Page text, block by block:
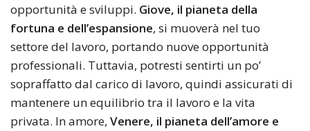
opportunità e sviluppi. Giove, il pianeta della
fortuna e dell’espansione, si muoverà nel tuo
settore del lavoro, portando nuove opportunità
professionali. Tuttavia, potresti sentirti un po’
sopraffatto dal carico di lavoro, quindi assicurati di
mantenere un equilibrio tra il lavoro e la vita
privata. In amore, Venere, il pianeta dell’amore e